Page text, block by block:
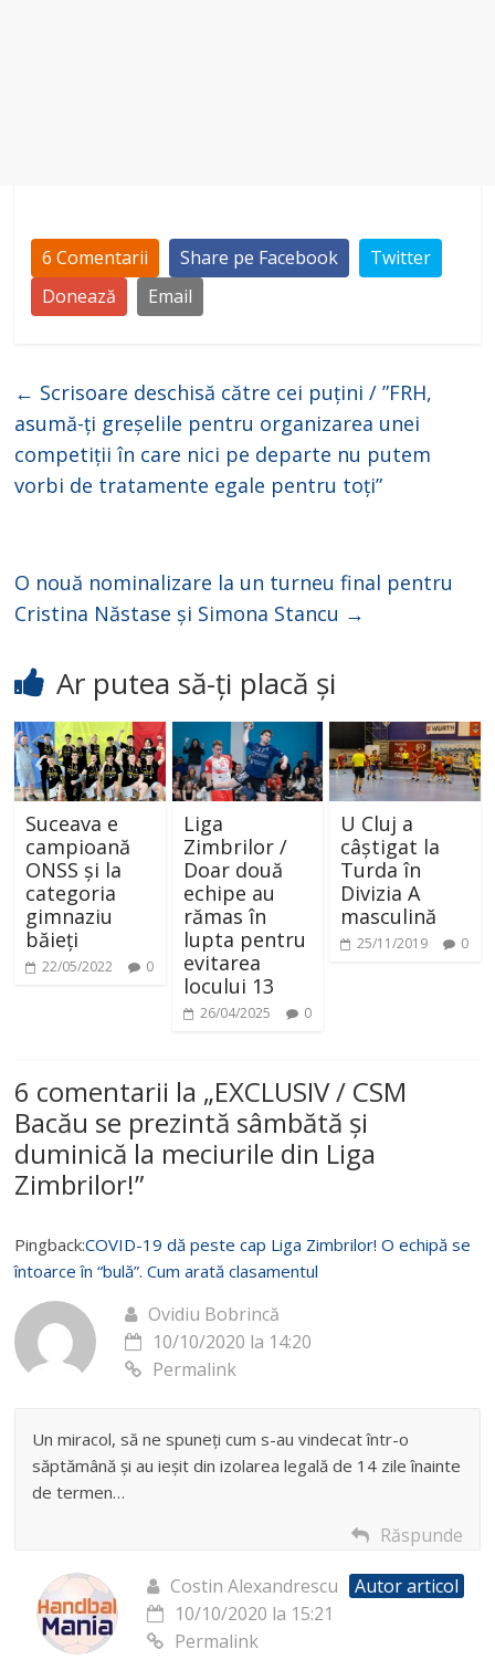
6 Comentarii Share pe Facebook
Twitter
Donează
Email
← Scrisoare deschisă către cei puțini / ”FRH,
asumă-ți greșelile pentru organizarea unei
competiții în care nici pe departe nu putem
vorbi de tratamente egale pentru toți”
O nouă nominalizare la un turneu final pentru
Cristina Năstase și Simona Stancu →
Ar putea să-ți placă și
Suceava e
campioană
ONSS și la
categoria
gimnaziu
băieți
22/05/2022 0
Liga
Zimbrilor /
Doar două
echipe au
rămas în
lupta pentru
evitarea
locului 13
26/04/2025 0
U Cluj a
câștigat la
Turda în
Divizia A
masculină
25/11/2019 0
6 comentarii la „EXCLUSIV / CSM
Bacău se prezintă sâmbătă și
duminică la meciurile din Liga
Zimbrilor!”
Pingback:COVID-19 dă peste cap Liga Zimbrilor! O echipă se
întoarce în “bulă”. Cum arată clasamentul
Ovidiu Bobrincă
10/10/2020 la 14:20
Permalink
Un miracol, să ne spuneți cum s-au vindecat într-o
săptămână și au ieșit din izolarea legală de 14 zile înainte
de termen…
Răspunde
Costin Alexandrescu
Autor articol
10/10/2020 la 15:21
Permalink